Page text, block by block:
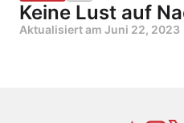
Keine Lust auf
Aktualisiert am Juni 22, 2023